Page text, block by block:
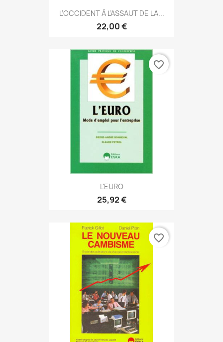
L’OCCIDENT À L’ASSAUT DE LA...
22,00 €
L'EURO
25,92 €
favorite_border
favorite_border